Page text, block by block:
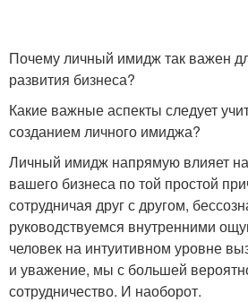
Почему личный имидж так важен
развития бизнеса?
Какие важные аспекты следует
созданием личного имиджа?
Личный имидж напрямую влияет
вашего бизнеса по той простой
сотрудничая друг с другом,
руководствуемся внутренними
человек на интуитивном уровне
и уважение, мы с большей
сотрудничество. И наоборот.